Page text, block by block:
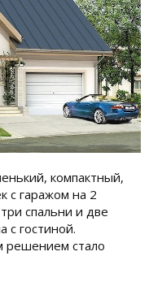
компактный,
с гаражом на 2
спальни и две
с гостиной.
решением стало